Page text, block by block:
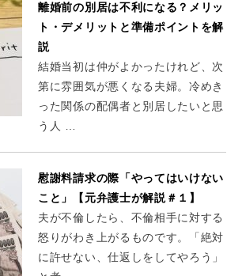
離婚前の別居は不利になる？メリッ
ト・デメリットと準備ポイントを解
説
結婚当初は仲がよかったけれど、次
第に雰囲気が悪くなる夫婦。冷めき
った関係の配偶者と別居したいと思
う人 …
慰謝料請求の際「やってはいけない
こと」【元弁護士が解説＃１】
夫が不倫したら、不倫相手に対する
怒りがわき上がるものです。「絶対
に許せない、仕返しをしてやろう」